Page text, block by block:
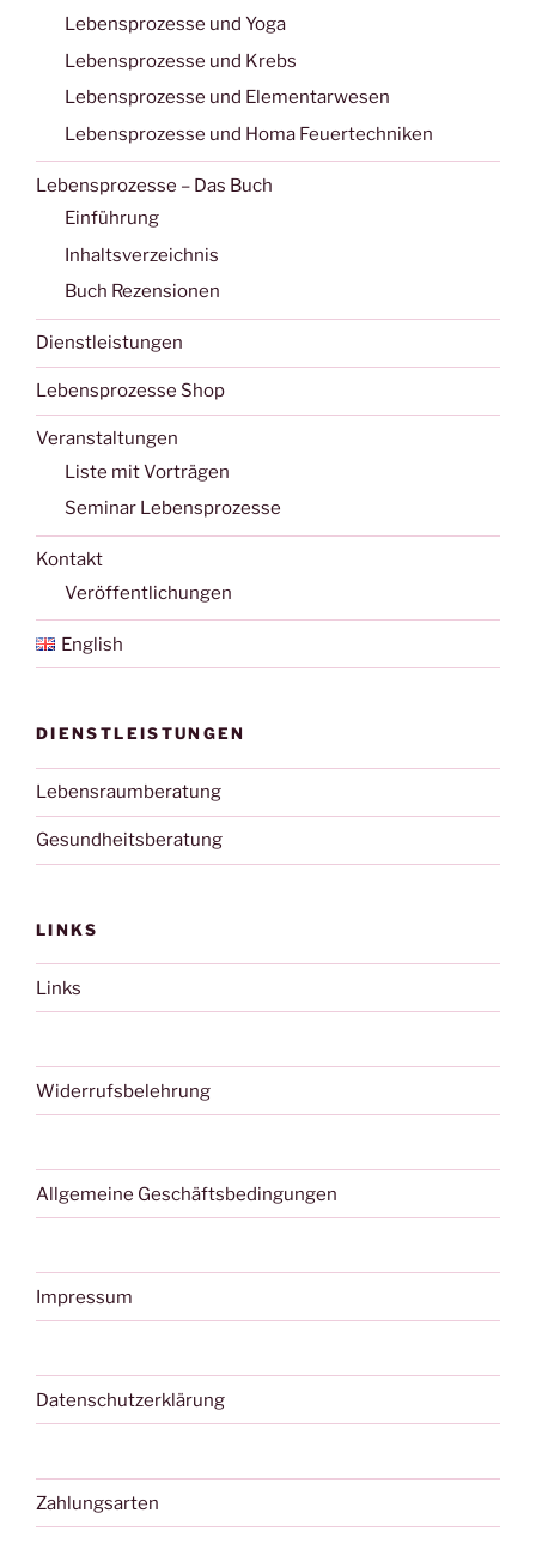
Lebensprozesse und Yoga
Lebensprozesse und Krebs
Lebensprozesse und Elementarwesen
Lebensprozesse und Homa Feuertechniken
Lebensprozesse – Das Buch
Einführung
Inhaltsverzeichnis
Buch Rezensionen
Dienstleistungen
Lebensprozesse Shop
Veranstaltungen
Liste mit Vorträgen
Seminar Lebensprozesse
Kontakt
Veröffentlichungen
English
DIENSTLEISTUNGEN
Lebensraumberatung
Gesundheitsberatung
LINKS
Links
Widerrufsbelehrung
Allgemeine Geschäftsbedingungen
Impressum
Datenschutzerklärung
Zahlungsarten